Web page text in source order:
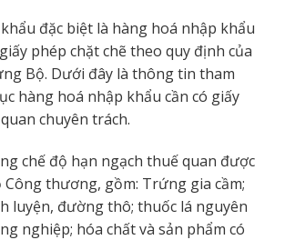
đặc biệt là hàng hoá nhập khẩu
phép chặt chẽ theo quy định của
Bộ. Dưới đây là thông tin tham
hàng hoá nhập khẩu cần có giấy
chuyên trách.
chế độ hạn ngạch thuế quan được
Công thương, gồm: Trứng gia cầm;
luyện, đường thô; thuốc lá nguyên
nghiệp; hóa chất và sản phẩm có